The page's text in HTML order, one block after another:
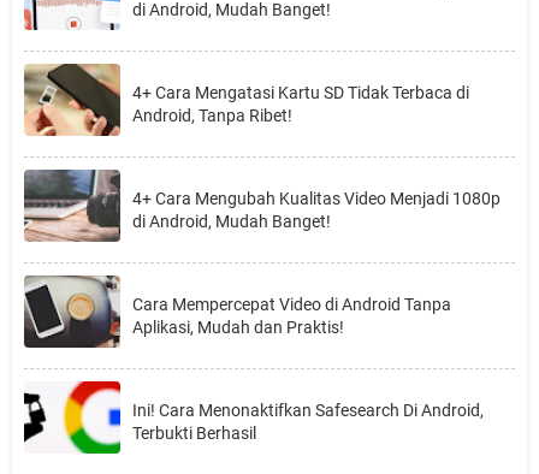
di Android, Mudah Banget!
4+ Cara Mengatasi Kartu SD Tidak Terbaca di
Android, Tanpa Ribet!
4+ Cara Mengubah Kualitas Video Menjadi 1080p
di Android, Mudah Banget!
Cara Mempercepat Video di Android Tanpa
Aplikasi, Mudah dan Praktis!
Ini! Cara Menonaktifkan Safesearch Di Android,
Terbukti Berhasil